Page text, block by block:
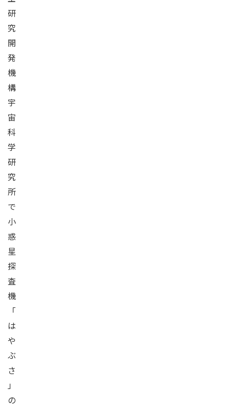
研
究
開
発
機
構
宇
宙
科
学
研
究
所
で
小
惑
星
探
査
機
「
は
や
ぶ
さ
」
の